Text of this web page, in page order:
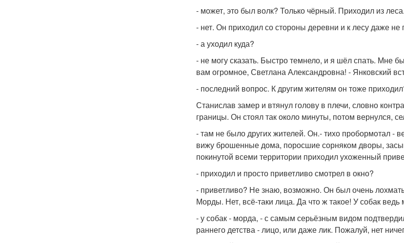
- может, это был волк? Только чёрный. Приходил из леса.
- нет. Он приходил со стороны деревни и к лесу даже не
- а уходил куда?
- не могу сказать. Быстро темнело, и я шёл спать. Мне
вам огромное, Светлана Александровна! - Янковский
- последний вопрос. К другим жителям он тоже
Станислав замер и втянул голову в плечи, словно
границы. Он стоял так около минуты, потом вернулся,
- там не было других жителей. Он.- тихо пробормотал -
вижу брошенные дома, поросшие сорняком дворы,
покинутой всеми территории приходил ухоженный
- приходил и просто приветливо смотрел в окно?
- приветливо? Не знаю, возможно. Он был очень
Морды. Нет, всё-таки лица. Да что ж такое! У собак ведь
- у собак - морда, - с самым серьёзным видом
раннего детства - лицо, или даже лик. Пожалуй, нет